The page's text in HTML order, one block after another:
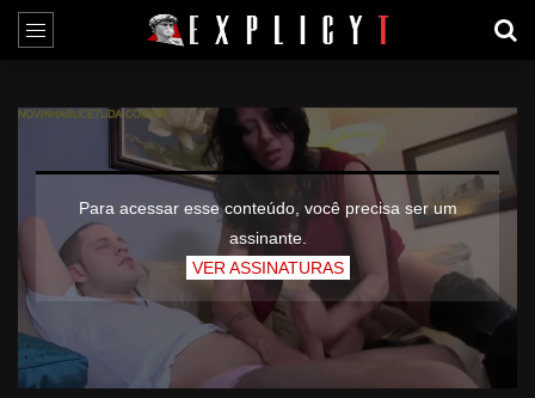
Para acessar esse conteúdo, você precisa ser um
assinante.
VER ASSINATURAS